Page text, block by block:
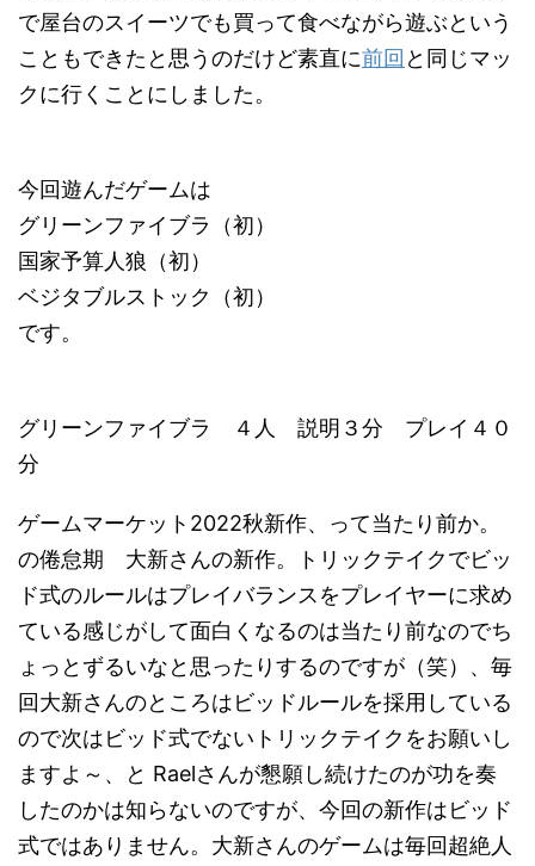
で屋台のスイーツでも買って食べながら遊ぶという
こともできたと思うのだけど素直に前回 と同じマッ
クに行くことにしました。
今回遊んだゲームは
グリーンファイブラ（初）
国家予算人狼（初）
ベジタブルストック（初）
です。
グリーンファイブラ ４人 説明３分 プレイ４０
分
ゲームマーケット2022秋新作、って当たり前か。
の倦怠期 大新さんの新作。トリックテイクでビッ
ド式のルールはプレイバランスをプレイヤーに求め
ている感じがして面白くなるのは当たり前なのでち
ょっとずるいなと思ったりするのですが（笑）、毎
回大新さんのところはビッドルールを採用している
ので次はビッド式でないトリックテイクをお願いし
ますよ～、と Raelさんが懇願し続けたのが功を奏
したのかは知らないのですが、今回の新作はビッド
式ではありません。大新さんのゲームは毎回超絶人